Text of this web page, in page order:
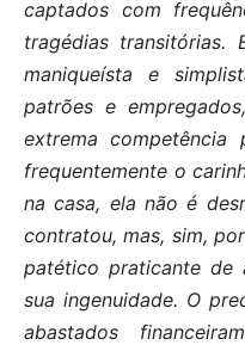
captados com
tragédias transitórias.
maniqueísta e
patrões e
extrema competência
frequentemente o
na casa, ela não é
contratou, mas, sim,
patético praticante de
sua ingenuidade. O
abastados